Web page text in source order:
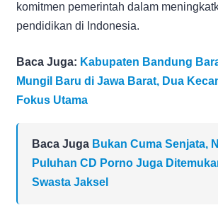
komitmen pemerintah dalam
pendidikan di Indonesia.
Baca Juga: Kabupaten Bandung
Mungil Baru di Jawa Barat, Dua
Fokus Utama
Baca Juga Bukan Cuma Senjata,
Puluhan CD Porno Juga
Swasta Jaksel